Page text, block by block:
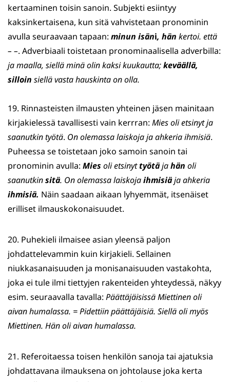
kertaaminen toisin sanoin. Subjekti esiintyy
kaksinkertaisena, kun sitä vahvistetaan pronominin
avulla seuraavaan tapaan: minun isäni, hän kertoi. että
– –. Adverbiaali toistetaan pronominaalisella adverbilla:
ja maalla, siellä minä olin kaksi kuukautta;keväällä,
silloin siellä vasta hauskinta on olla.
19. Rinnasteisten ilmausten yhteinen jäsen mainitaan
kirjakielessä tavallisesti vain kerrran: Mies oli etsinyt ja
saanutkin työtä. On olemassa laiskoja ja ahkeria ihmisiä.
Puheessa se toistetaan joko samoin sanoin tai
pronominin avulla: Mies oli etsinyttyötäjahän oli
saanutkinsitä. On olemassa laiskojaihmisiäja ahkeria
ihmisiä. Näin saadaan aikaan lyhyemmät, itsenäiset
erilliset ilmauskokonaisuudet.
20. Puhekieli ilmaisee asian yleensä paljon
johdattelevammin kuin kirjakieli. Sellainen
niukkasanaisuuden ja monisanaisuuden vastakohta,
joka ei tule ilmi tiettyjen rakenteiden yhteydessä, näkyy
esim. seuraavalla tavalla: Päättäjäisissä Miettinen oli
aivan humalassa. = Pidettiin päättäjäisiä. Siellä oli myös
Miettinen. Hän oli aivan humalassa.
21. Referoitaessa toisen henkilön sanoja tai ajatuksia
johdattavana ilmauksena on johtolause joka kerta